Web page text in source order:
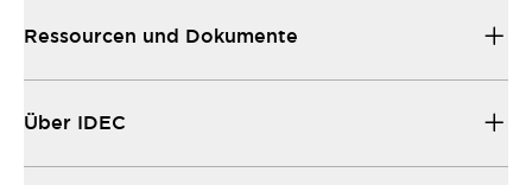
Ressourcen und Dokumente
Über IDEC